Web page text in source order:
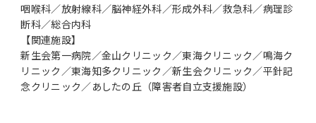
咽喉科／放射線科／脳神経外科／形成外科／救急科／病理診
断科／総合内科
【関連施設】
新生会第一病院／金山クリニック／東海クリニック／鳴海ク
リニック／東海知多クリニック／新生会クリニック／平針記
念クリニック／あしたの丘（障害者自立支援施設）